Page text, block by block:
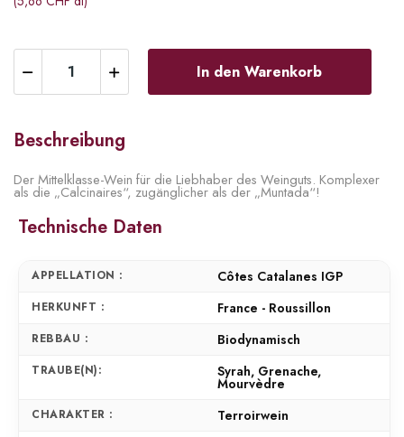
In den Warenkorb
Beschreibung
Der Mittelklasse-Wein für die Liebhaber des Weinguts. Komplexer
als die „Calcinaires“, zugänglicher als der „Muntada“!
Technische Daten
APPELLATION : Côtes Catalanes IGP
HERKUNFT : France - Roussillon
REBBAU : Biodynamisch
TRAUBE(N): Syrah, Grenache,
Mourvèdre
CHARAKTER : Terroirwein